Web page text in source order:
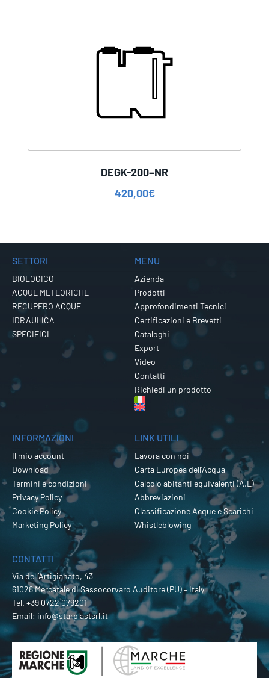
DEGK-200–NR
420,00€
SETTORI
BIOLOGICO
ACQUE METEORICHE
RECUPERO ACQUE
IDRAULICA
SPECIFICI
MENU
Azienda
Prodotti
Approfondimenti Tecnici
Certificazioni e Brevetti
Cataloghi
Export
Video
Contatti
Richiedi un prodotto
INFORMAZIONI
Il mio account
Download
Termini e condizioni
Privacy Policy
Cookie Policy
Marketing Policy
LINK UTILI
Lavora con noi
Carta Europea dell’Acqua
Calcolo abitanti equivalenti (A.E)
Abbreviazioni
Classificazione Acque e Scarichi
Whistleblowing
CONTATTI
Via dell’Artigianato, 43
61028 Mercatale di Sassocorvaro Auditore (PU) – Italy
Tel. +39 0722 079201
Email: info@starplastsrl.it